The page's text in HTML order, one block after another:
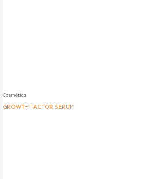
Cosmética
GROWTH FACTOR SERUM